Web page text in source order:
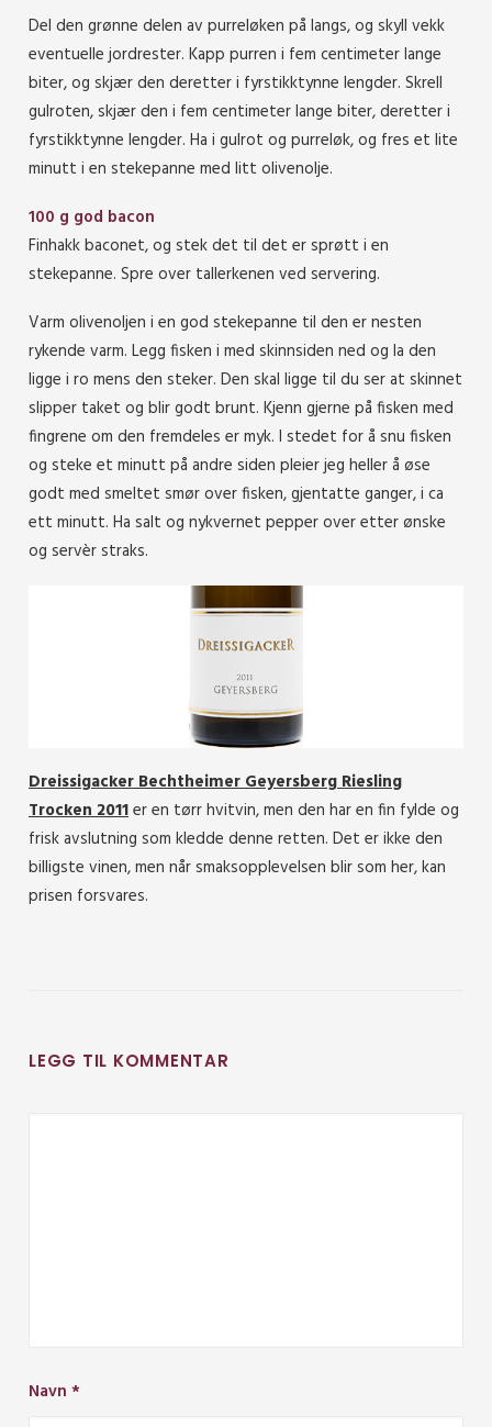
Del den grønne delen av purreløken på langs, og skyll vekk
eventuelle jordrester. Kapp purren i fem centimeter lange
biter, og skjær den deretter i fyrstikktynne lengder. Skrell
gulroten, skjær den i fem centimeter lange biter, deretter i
fyrstikktynne lengder. Ha i gulrot og purreløk, og fres et lite
minutt i en stekepanne med litt olivenolje.
100 g god bacon
Finhakk baconet, og stek det til det er sprøtt i en
stekepanne. Spre over tallerkenen ved servering.
Varm olivenoljen i en god stekepanne til den er nesten
rykende varm. Legg fisken i med skinnsiden ned og la den
ligge i ro mens den steker. Den skal ligge til du ser at skinnet
slipper taket og blir godt brunt. Kjenn gjerne på fisken med
fingrene om den fremdeles er myk. I stedet for å snu fisken
og steke et minutt på andre siden pleier jeg heller å øse
godt med smeltet smør over fisken, gjentatte ganger, i ca
ett minutt. Ha salt og nykvernet pepper over etter ønske
og servèr straks.
Dreissigacker Bechtheimer Geyersberg Riesling
Trocken 2011er en tørr hvitvin, men den har en fin fylde og
frisk avslutning som kledde denne retten. Det er ikke den
billigste vinen, men når smaksopplevelsen blir som her, kan
prisen forsvares.
LEGG TIL KOMMENTAR
Navn *